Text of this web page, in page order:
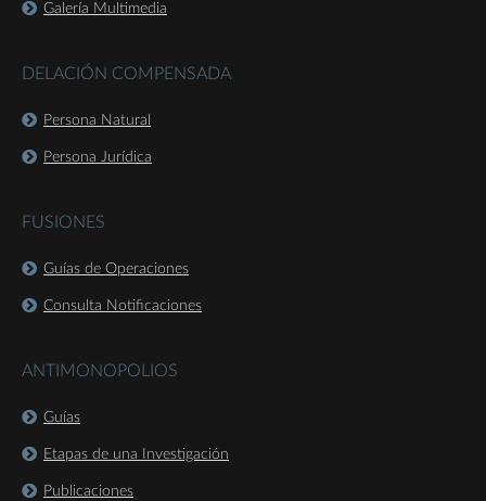
Galería Multimedia
DELACIÓN COMPENSADA
Persona Natural
Persona Jurídica
FUSIONES
Guías de Operaciones
Consulta Notificaciones
ANTIMONOPOLIOS
Guías
Etapas de una Investigación
Publicaciones